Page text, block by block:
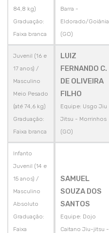
84,8 kg)
Graduação:
Faixa branca
Barra -
Eldorado/Goiânia
(GO)
Juvenil (16 e
17 anos) /
Masculino
Meio Pesado
(até 74,6 kg)
Graduação:
Faixa branca
LUIZ
FERNANDO C.
DE OLIVEIRA
FILHO
Equipe: Usgo Jiu
Jitsu - Morrinhos
(GO)
Infanto
Juvenil (14 e
15 anos) /
Masculino
Absoluto
Graduação:
Faixa
SAMUEL
SOUZA DOS
SANTOS
Equipe: Dojo
Caitano Jiu-jitsu -